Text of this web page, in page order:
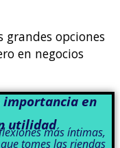
opciones
en negocios
en
utilidadmás íntimas,
tomes las riendas